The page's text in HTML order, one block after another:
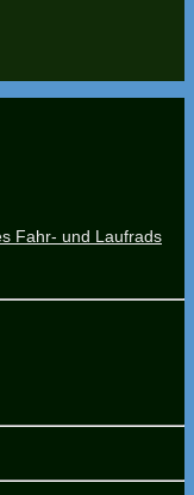
Fahr- und Laufrads